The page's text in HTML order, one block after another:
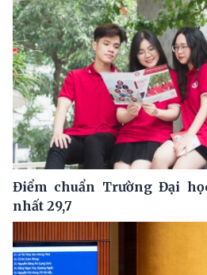
Điểm chuẩn Trường Đại
nhất 29,7